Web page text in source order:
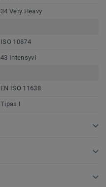
34 Very Heavy
ISO 10874
43 Intensyvi
EN ISO 11638
Tipas I